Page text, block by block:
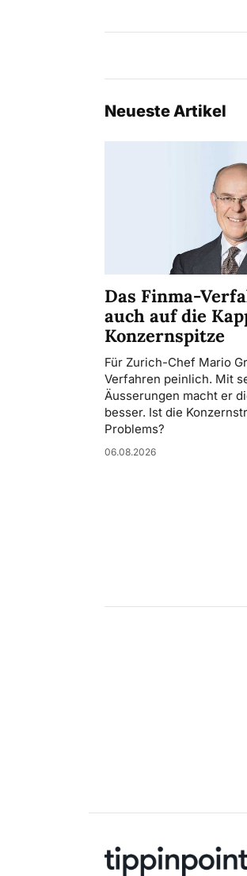
Neueste Artikel
Das Finma-
auch auf die
Konzernspitze
Für Zurich-Chef Mario
Verfahren peinlich. Mit
Äusserungen macht er
besser. Ist die
Problems?
06.08.2026